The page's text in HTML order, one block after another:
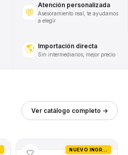
💬
Atención personalizada
Asesoramiento real, te ayudamos
a elegir
🌎 Importación directa
Sin intermediarios, mejor precio
Ver catálogo completo →